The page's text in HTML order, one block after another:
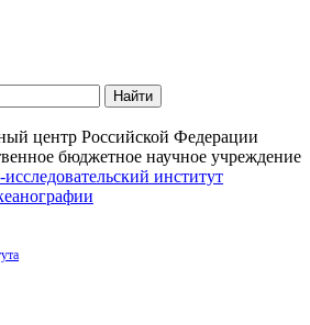
Найти
центр Российской Федерации
бюджетное научное учреждение
институт